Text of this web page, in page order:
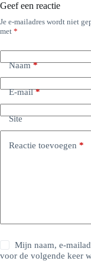
Geef een reactie
Je e-mailadres wordt niet
met *
Naam*
E-mail*
Site
Reactie toevoegen *
Mijn naam, e-
voor de volgende keer